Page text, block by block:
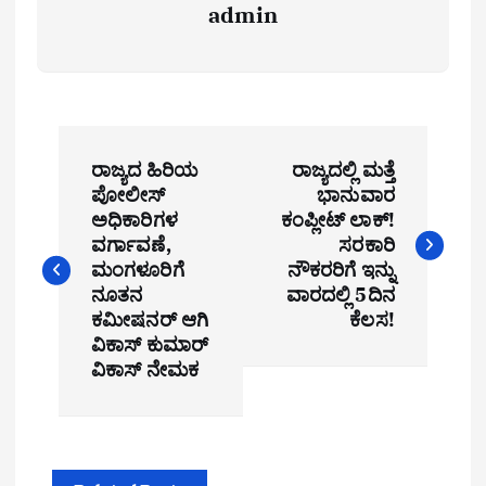
admin
t
ರಾಜ್ಯದ ಹಿರಿಯ
ಪೋಲೀಸ್
ಅಧಿಕಾರಿಗಳ
ವರ್ಗಾವಣೆ,
ಮಂಗಳೂರಿಗೆ
ನೂತನ
ಕಮೀಷನರ್ ಆಗಿ
ವಿಕಾಸ್ ಕುಮಾರ್
ವಿಕಾಸ್ ನೇಮಕ
ರಾಜ್ಯದಲ್ಲಿ ಮತ್ತೆ
ಭಾನುವಾರ
ಕಂಪ್ಲೀಟ್ ಲಾಕ್!
ಸರಕಾರಿ
ನೌಕರರಿಗೆ ಇನ್ನು
ವಾರದಲ್ಲಿ 5ದಿನ
ಕೆಲಸ!